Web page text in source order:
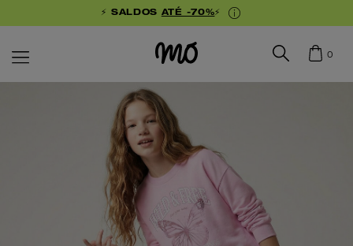
⚡ SALDOS ATÉ -70%⚡
0